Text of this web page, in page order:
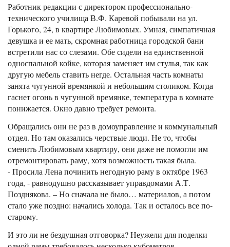
Работник редакции с директором профессионально-
технического училища В.Ф. Каревой побывали на ул.
Горького, 24, в квартире Любимовых. Умная, симпатичная
девушка и ее мать, скромная работница городской бани
встретили нас со слезами. Обе сидели на единственной
односпальной койке, которая заменяет им стулья, так как
другую мебель ставить негде. Остальная часть комнаты
занята чугунной времянкой и небольшим столиком. Когда
гаснет огонь в чугунной времянке, температура в комнате
понижается. Окно давно требует ремонта.
Обращались они не раз в домоуправление и коммунальный
отдел. Но там оказались черствые люди. Не то, чтобы
сменить Любимовым квартиру, они даже не помогли им
отремонтировать раму, хотя возможность такая была.
- Просила Лена починить негодную раму в октябре 1963
года, - равнодушно рассказывает управдомами А.Т.
Позднякова. – Но сначала не было… материалов, а потом
стало уже поздно: начались холода. Так и осталось все по-
старому.
И это ли не бездушная отговорка? Неужели для поделки